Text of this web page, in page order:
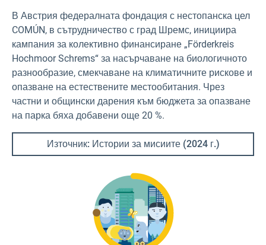
В Австрия федералната фондация с нестопанска цел
COMÚN, в сътрудничество с град Шремс, инициира
кампания за колективно финансиране „Förderkreis
Hochmoor Schrems“ за насърчаване на биологичното
разнообразие, смекчаване на климатичните рискове и
опазване на естествените местообитания. Чрез
частни и общински дарения към бюджета за опазване
на парка бяха добавени още 20 %.
Източник: Истории за мисиите (2024 г.)